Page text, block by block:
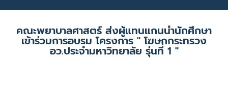
คณะพยาบาลศาสตร์ ส่งผู้แทนแกนนำนักศึกษา
เข้าร่วมการอบรม โครงการ " โฆษกกระทรวง
อว.ประจำมหาวิทยาลัย รุ่นที่ 1 "